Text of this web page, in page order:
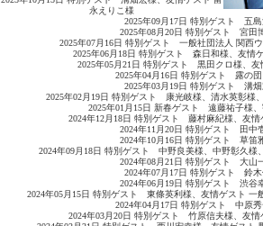
永えりこ様
2025年09月17日 特別ゲスト 五島
2025年08月20日 特別ゲスト 宮田
2025年07月16日 特別ゲスト 一般社団法人 関西
2025年06月18日 特別ゲスト 森日和様、友情
2025年05月21日 特別ゲスト 黒田クロ様、友
2025年04月16日 特別ゲスト 露の団
2025年03月19日 特別ゲスト 溝畑
2025年02月19日 特別ゲスト 康光岐様、清水英彰様
2025年01月15日 新春ゲスト 遠藤祐子様
2024年12月18日 特別ゲスト 藤村麻紀様、友情
2024年11月20日 特別ゲスト 田中
2024年10月16日 特別ゲスト 草笛
2024年09月18日 特別ゲスト 中野良美様、中野彰久様
2024年08月21日 特別ゲスト 大山
2024年07月17日 特別ゲスト 鈴木
2024年06月19日 特別ゲスト 渋谷
2024年05月15日 特別ゲスト 東條英利様、友情ゲスト 一
2024年04月17日 特別ゲスト 中原秀
2024年03月20日 特別ゲスト 竹原信夫様、友情